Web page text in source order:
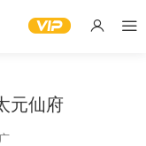
元仙府